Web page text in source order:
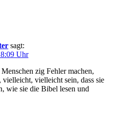
sagt:
Uhr
zig Fehler machen,
vielleicht sein, dass sie
wie sie die Bibel lesen und